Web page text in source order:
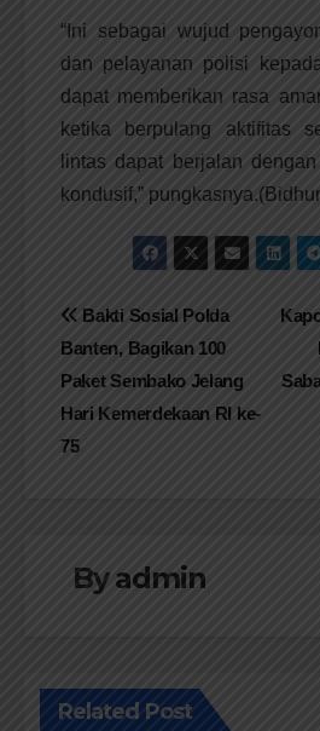
“Ini sebagai wujud
dan pelayanan polisi
dapat memberikan rasa
ketika berpulang aktifitas
lintas dapat berjalan
kondusif,”
Navigasi
pos
Bakti Sosial Polda
Banten, Bagikan 100
Paket Sembako Jelang
Hari Kemerdekaan RI ke-
75
Byadmin
Related Post